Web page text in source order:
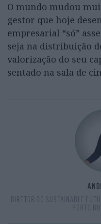
O mundo mudou
gestor que hoje
empresarial “só”
seja na distribuição
valorização do seu
sentado na sala de
DIRETOR DO SUSTAINABLE
PORTO